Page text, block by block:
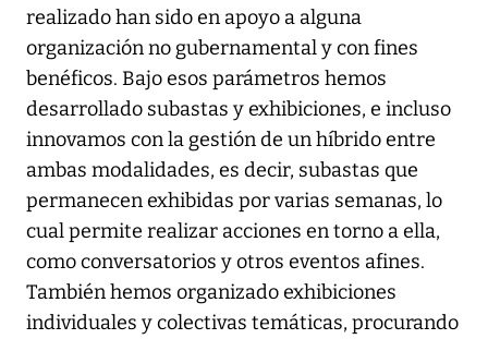
realizado han sido en apoyo a alguna
organización no gubernamental y con fines
benéficos. Bajo esos parámetros hemos
desarrollado subastas y exhibiciones, e incluso
innovamos con la gestión de un híbrido entre
ambas modalidades, es decir, subastas que
permanecen exhibidas por varias semanas, lo
cual permite realizar acciones en torno a ella,
como conversatorios y otros eventos afines.
También hemos organizado exhibiciones
individuales y colectivas temáticas, procurando